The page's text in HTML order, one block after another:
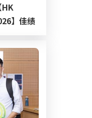
HK
】佳绩